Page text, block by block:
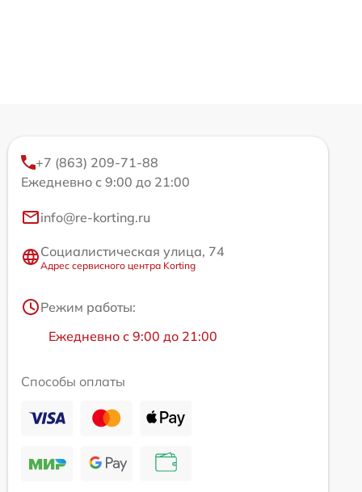
+7 (863) 209-71-88
Ежедневно с 9:00 до 21:00
info@re-korting.ru
Социалистическая улица, 74
Адрес сервисного центра Korting
Режим работы:
Ежедневно с 9:00 до 21:00
Способы оплаты